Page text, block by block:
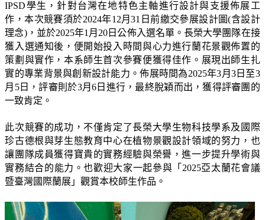
IPSD學生，針對台灣在地特色主軸進行設計與支援佈展工
作，本次競賽須於2024年12月31 日前繳交參展設計圖(含設計
理念)，並於2025年1 月 20 日公佈入選名單。長榮大學團隊在接
獲入選通知後，便開始投入時間與心力進行蘭花景觀佈置的
策劃與實作，本系師生首次參賽便獲得佳作。展現出師生扎
實的專業背景與創新設計能力。佈展時間為2025年3月 3日至3
月 5日，評審則於3月6 日進行，最終脫穎而出，獲得評審團的
一致肯定。
此次競賽的成功，不僅肯定了長榮大學生物科技學系及國際
珍古德根與芽生態教育中心在植物景觀設計領域的努力，也
讓團隊成員獲得寶貴的實務經驗與榮譽，進一步提升學術與
實務結合的能力。也歡迎大家一起參與「 2025亞太蘭花會議
暨臺灣國際蘭展」觀賞本校師生作品 。